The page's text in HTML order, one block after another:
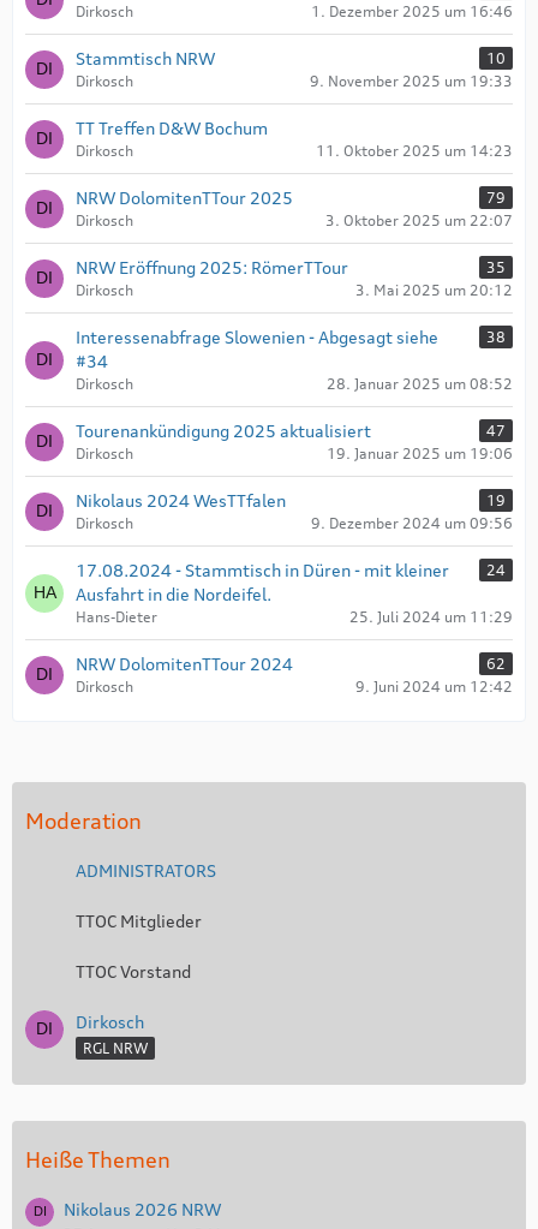
Dirkosch
1. Dezember 2025 um 16:46
Stammtisch NRW
10
Dirkosch
9. November 2025 um 19:33
TT Treffen D&W Bochum
Dirkosch 11. Oktober 2025 um 14:23
NRW DolomitenTTour 2025
79
Dirkosch
3. Oktober 2025 um 22:07
NRW Eröffnung 2025: RömerTTour
35
Dirkosch
3. Mai 2025 um 20:12
Interessenabfrage Slowenien - Abgesagt siehe
#34
38
Dirkosch 28. Januar 2025 um 08:52
Tourenankündigung 2025 aktualisiert
47
Dirkosch
19. Januar 2025 um 19:06
Nikolaus 2024 WesTTfalen
19
Dirkosch
9. Dezember 2024 um 09:56
17.08.2024 - Stammtisch in Düren - mit kleiner
Ausfahrt in die Nordeifel.
24
Hans-Dieter 25. Juli 2024 um 11:29
NRW DolomitenTTour 2024
62
Dirkosch
9. Juni 2024 um 12:42
Moderation
ADMINISTRATORS
TTOC Mitglieder
TTOC Vorstand
Dirkosch
RGL NRW
Heiße Themen
Nikolaus 2026 NRW